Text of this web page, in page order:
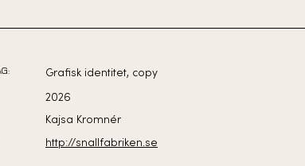
Grafisk identitet, copy
2026
Kajsa Kromnér
http://snallfabriken.se